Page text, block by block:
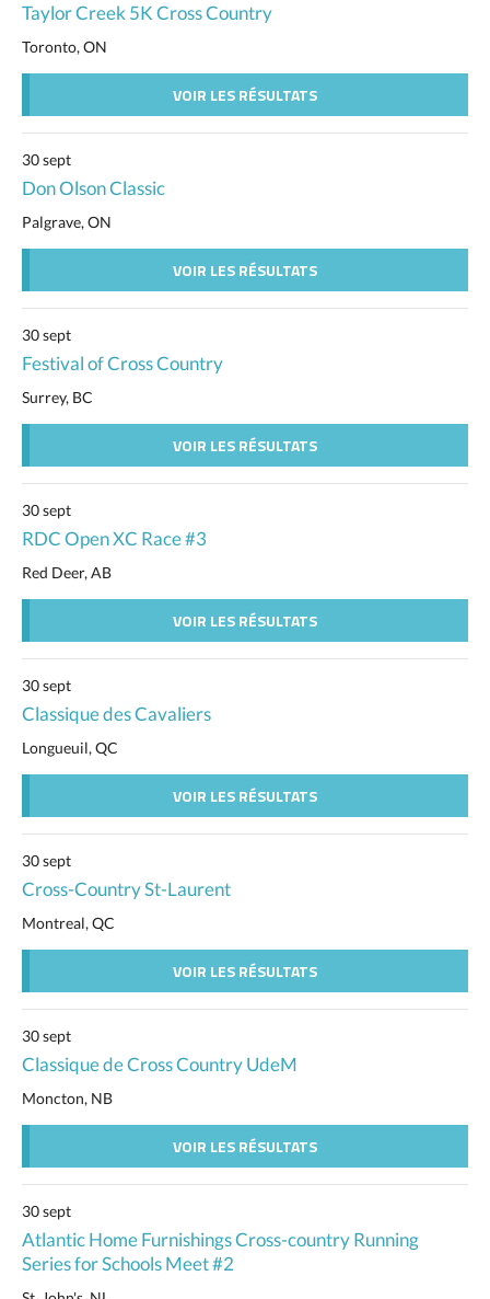
Taylor Creek 5K Cross Country
Toronto, ON
VOIR LES RÉSULTATS
30 sept
Don Olson Classic
Palgrave, ON
VOIR LES RÉSULTATS
30 sept
Festival of Cross Country
Surrey, BC
VOIR LES RÉSULTATS
30 sept
RDC Open XC Race #3
Red Deer, AB
VOIR LES RÉSULTATS
30 sept
Classique des Cavaliers
Longueuil, QC
VOIR LES RÉSULTATS
30 sept
Cross-Country St-Laurent
Montreal, QC
VOIR LES RÉSULTATS
30 sept
Classique de Cross Country UdeM
Moncton, NB
VOIR LES RÉSULTATS
30 sept
Atlantic Home Furnishings Cross-country Running
Series for Schools Meet #2